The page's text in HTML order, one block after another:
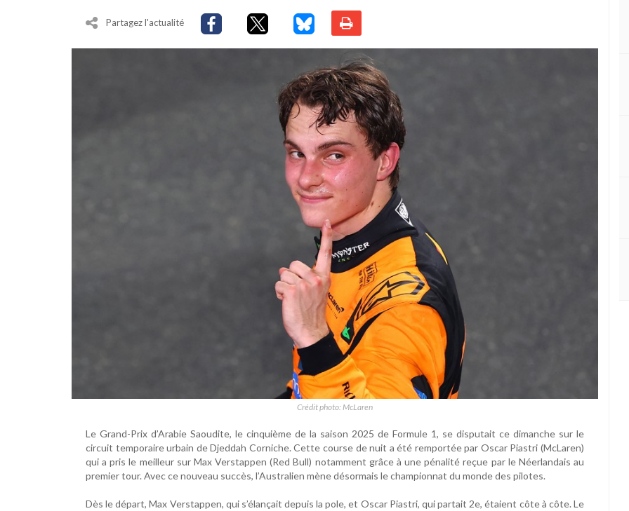
Partagez l'actualité
Crédit photo: McLaren
Le Grand-Prix d’Arabie Saoudite, le cinquième de la saison 2025 de Formule 1, se disputait ce dimanche sur le
circuit temporaire urbain de Djeddah Corniche. Cette course de nuit a été remportée par Oscar Piastri (McLaren)
qui a pris le meilleur sur Max Verstappen (Red Bull) notamment grâce à une pénalité reçue par le Néerlandais au
premier tour. Avec ce nouveau succès, l’Australien mène désormais le championnat du monde des pilotes.
Dès le départ, Max Verstappen, qui s’élançait depuis la pole, et Oscar Piastri, qui partait 2e, étaient côte à côte. Le